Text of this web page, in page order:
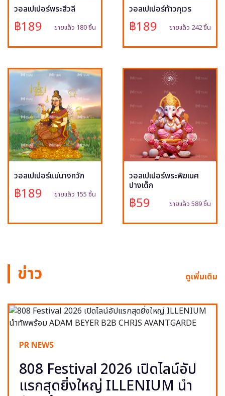
วอลเปเปอร์พระสีวลี
฿189 ขายแล้ว 180 ชิ้น
วอลเปเปอร์ท้าวกุเวร
฿189 ขายแล้ว 242 ชิ้น
วอลเปเปอร์แม่นางกวัก
฿189 ขายแล้ว 155 ชิ้น
วอลเปเปอร์พระพิฆเนศ
ปางเด็ก
฿59 ขายแล้ว 589 ชิ้น
ข่าว ดูเพิ่มเติม
PR NEWS
808 Festival 2026 เปิดไลน์อัป
แรกสุดยิ่งใหญ่ ILLENIUM นำ